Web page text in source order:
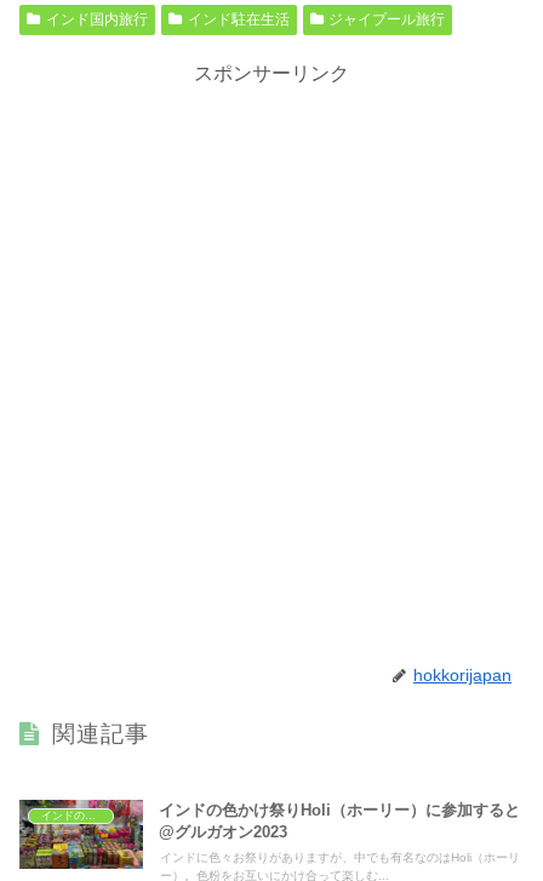
インド国内旅行 インド駐在生活 ジャイプール旅行
スポンサーリンク
hokkorijapan
関連記事
インドの文化
インドの色かけ祭りHoli（ホーリー）に参加すると
@グルガオン2023
インドに色々お祭りがありますが、中でも有名なのはHoli（ホーリ
ー）。色粉をお互いにかけ合って楽しむ...